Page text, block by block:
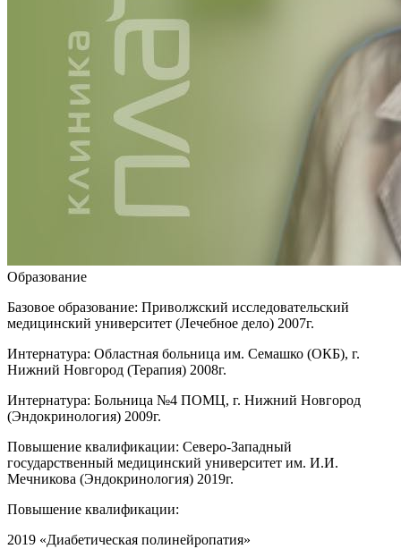
Образование
Базовое образование: Приволжский исследовательский
медицинский университет (Лечебное дело) 2007г.
Интернатура: Областная больница им. Семашко (ОКБ), г.
Нижний Новгород (Терапия) 2008г.
Интернатура: Больница №4 ПОМЦ, г. Нижний Новгород
(Эндокринология) 2009г.
Повышение квалификации: Северо-Западный
государственный медицинский университет им. И.И.
Мечникова (Эндокринология) 2019г.
Повышение квалификации:
2019 «Диабетическая полинейропатия»